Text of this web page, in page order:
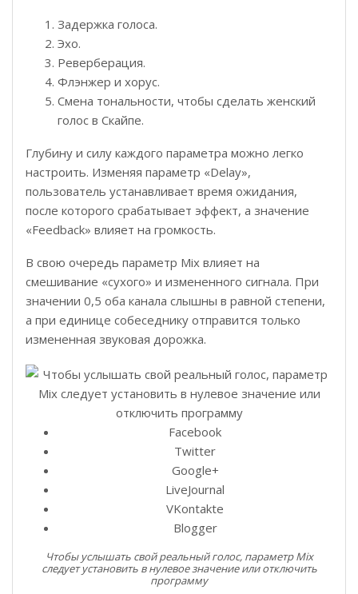
Задержка голоса.
Эхо.
Реверберация.
Флэнжер и хорус.
Смена тональности, чтобы сделать женский
голос в Скайпе.
Глубину и силу каждого параметра можно легко
настроить. Изменяя параметр «Delay»,
пользователь устанавливает время ожидания,
после которого срабатывает эффект, а значение
«Feedback» влияет на громкость.
В свою очередь параметр Mix влияет на
смешивание «сухого» и измененного сигнала. При
значении 0,5 оба канала слышны в равной степени,
а при единице собеседнику отправится только
измененная звуковая дорожка.
Facebook
Twitter
Google+
LiveJournal
VKontakte
Blogger
Чтобы услышать свой реальный голос, параметр Mix
следует установить в нулевое значение или отключить
программу